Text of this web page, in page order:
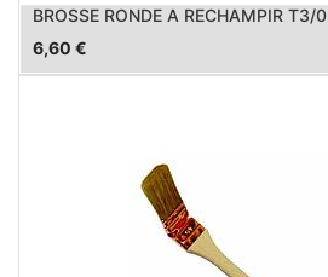
BROSSE RONDE A RECHAMPIR T3/0
6,60 €